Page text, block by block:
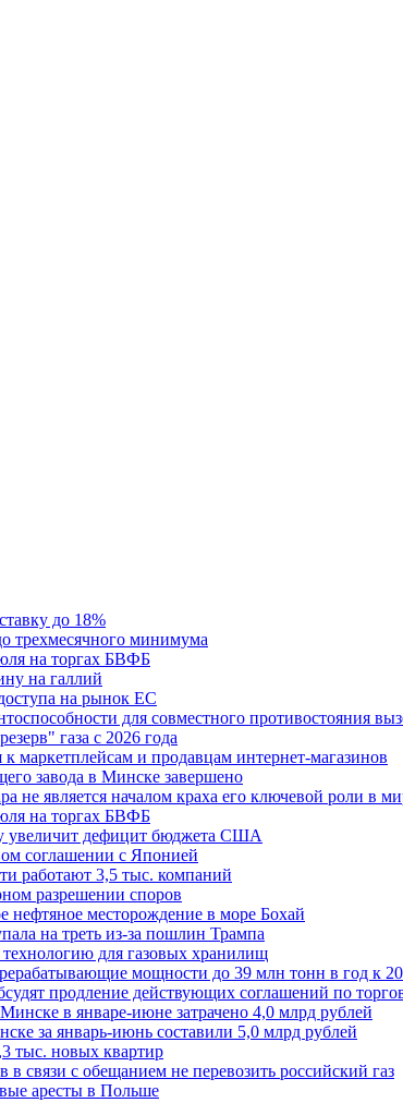
до 18%
трехмесячного минимума
на торгах БВФБ
на галлий
на рынок ЕС
для совместного противостояния
газа с 2026 года
маркетплейсам и продавцам интернет-магазинов
завода в Минске завершено
не является началом краха его ключевой роли в
на торгах БВФБ
увеличит дефицит бюджета США
соглашении с Японией
работают 3,5 тыс. компаний
разрешении споров
нефтяное месторождение в море Бохай
на треть из-за пошлин Трампа
для газовых хранилищ
мощности до 39 млн тонн в год к
продление действующих соглашений по
в январе-июне затрачено 4,0 млрд рублей
за январь-июнь составили 5,0 млрд рублей
тыс. новых квартир
связи с обещанием не перевозить российский газ
аресты в Польше